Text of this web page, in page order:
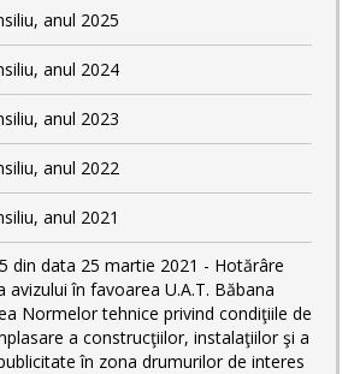
anul 2025
anul 2024
anul 2023
anul 2022
anul 2021
din data 25 martie 2021 - Hotărâre
avizului în favoarea U.A.T. Băbana
Normelor tehnice privind condiţiile de
a construcţiilor, instalaţiilor şi a
în zona drumurilor de interes